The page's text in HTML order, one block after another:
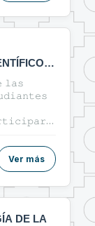
𝚕𝚊𝚜
ᴅᴇ ʟᴀ
Ver más
DE LA